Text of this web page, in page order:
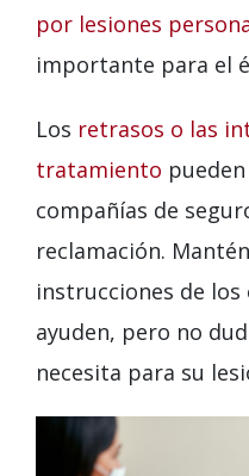
por lesiones
importante para el
Los retrasos o las
tratamiento
compañías de
reclamación.
instrucciones de
ayuden, pero no
necesita para su